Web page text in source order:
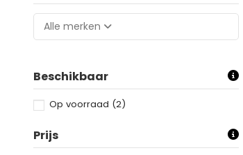
Alle merken
Beschikbaar
Op voorraad (2)
Prijs